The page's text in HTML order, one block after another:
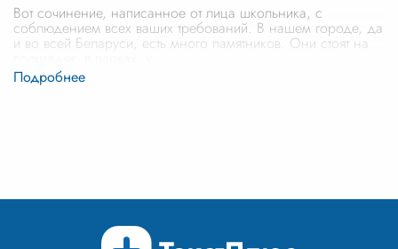
Вот сочинение, написанное от лица школьника, с
соблюдением всех ваших требований. В нашем городе, да
и во всей Беларуси, есть много памятников. Они стоят на